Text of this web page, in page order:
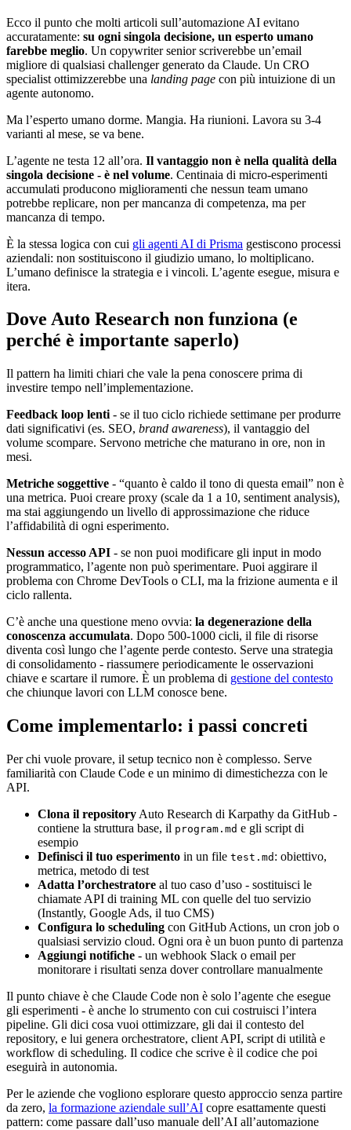
Ecco il punto che molti articoli sull’automazione AI evitano
accuratamente: su ogni singola decisione, un esperto umano
farebbe meglio. Un copywriter senior scriverebbe un’email
migliore di qualsiasi challenger generato da Claude. Un CRO
specialist ottimizzerebbe una landing page con più intuizione di un
agente autonomo.
Ma l’esperto umano dorme. Mangia. Ha riunioni. Lavora su 3-4
varianti al mese, se va bene.
L’agente ne testa 12 all’ora. Il vantaggio non è nella qualità della
singola decisione - è nel volume. Centinaia di micro-esperimenti
accumulati producono miglioramenti che nessun team umano
potrebbe replicare, non per mancanza di competenza, ma per
mancanza di tempo.
È la stessa logica con cui gli agenti AI di Prisma gestiscono processi
aziendali: non sostituiscono il giudizio umano, lo moltiplicano.
L’umano definisce la strategia e i vincoli. L’agente esegue, misura e
itera.
Dove Auto Research non funziona (e
perché è importante saperlo)
Il pattern ha limiti chiari che vale la pena conoscere prima di
investire tempo nell’implementazione.
Feedback loop lenti - se il tuo ciclo richiede settimane per produrre
dati significativi (es. SEO, brand awareness), il vantaggio del
volume scompare. Servono metriche che maturano in ore, non in
mesi.
Metriche soggettive - “quanto è caldo il tono di questa email” non è
una metrica. Puoi creare proxy (scale da 1 a 10, sentiment analysis),
ma stai aggiungendo un livello di approssimazione che riduce
l’affidabilità di ogni esperimento.
Nessun accesso API - se non puoi modificare gli input in modo
programmatico, l’agente non può sperimentare. Puoi aggirare il
problema con Chrome DevTools o CLI, ma la frizione aumenta e il
ciclo rallenta.
C’è anche una questione meno ovvia: la degenerazione della
conoscenza accumulata. Dopo 500-1000 cicli, il file di risorse
diventa così lungo che l’agente perde contesto. Serve una strategia
di consolidamento - riassumere periodicamente le osservazioni
chiave e scartare il rumore. È un problema di gestione del contesto
che chiunque lavori con LLM conosce bene.
Come implementarlo: i passi concreti
Per chi vuole provare, il setup tecnico non è complesso. Serve
familiarità con Claude Code e un minimo di dimestichezza con le
API.
Clona il repository Auto Research di Karpathy da GitHub -
contiene la struttura base, il program.md e gli script di
esempio
Definisci il tuo esperimento in un file test.md : obiettivo,
metrica, metodo di test
Adatta l’orchestratore al tuo caso d’uso - sostituisci le
chiamate API di training ML con quelle del tuo servizio
(Instantly, Google Ads, il tuo CMS)
Configura lo scheduling con GitHub Actions, un cron job o
qualsiasi servizio cloud. Ogni ora è un buon punto di partenza
Aggiungi notifiche - un webhook Slack o email per
monitorare i risultati senza dover controllare manualmente
Il punto chiave è che Claude Code non è solo l’agente che esegue
gli esperimenti - è anche lo strumento con cui costruisci l’intera
pipeline. Gli dici cosa vuoi ottimizzare, gli dai il contesto del
repository, e lui genera orchestratore, client API, script di utilità e
workflow di scheduling. Il codice che scrive è il codice che poi
eseguirà in autonomia.
Per le aziende che vogliono esplorare questo approccio senza partire
da zero, la formazione aziendale sull’AI copre esattamente questi
pattern: come passare dall’uso manuale dell’AI all’automazione